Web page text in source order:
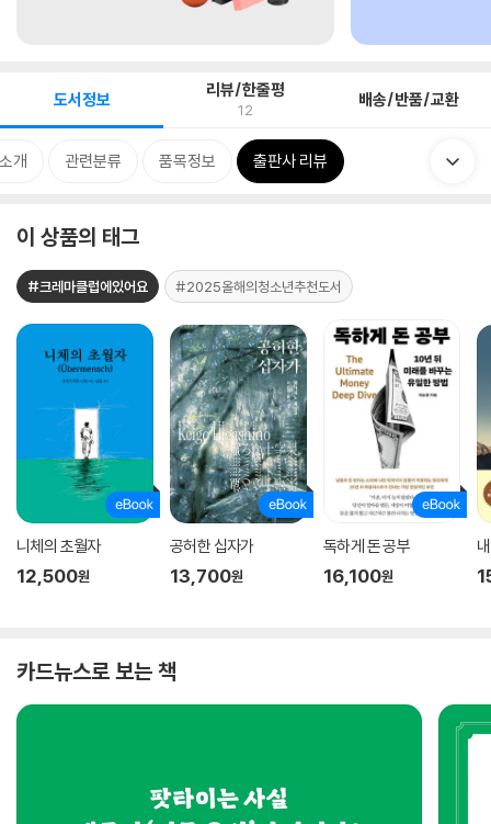
도서정보 리뷰/한줄평
12 배송/반품/교환
개 관련분류 품목정보 출판사 리뷰
이 상품의 태그
#크레마클럽에있어요 #2025올해의청소년추천도서
니체의 초월자
12,500원
공허한 십자가
13,700원
독하게 돈 공부
16,100원
카드뉴스로 보는 책